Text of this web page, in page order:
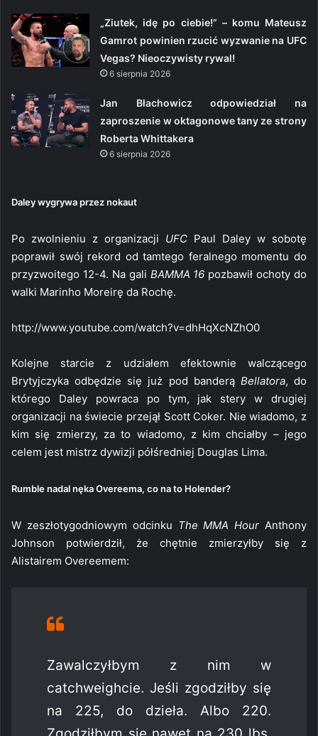
„Ziutek, idę po ciebie!” – komu Mateusz
Gamrot powinien rzucić wyzwanie na UFC
Vegas? Nieoczywisty rywal!
6 sierpnia 2026
Jan Błachowicz odpowiedział na
zaproszenie w oktagonowe tany ze strony
Roberta Whittakera
6 sierpnia 2026
Daley wygrywa przez nokaut
Po zwolnieniu z organizacji UFC Paul Daley w sobotę
poprawił swój rekord od tamtego feralnego momentu do
przyzwoitego 12-4. Na gali BAMMA 16 pozbawił ochoty do
walki Marinho Moreirę da Rochę.
http://www.youtube.com/watch?v=dhHqXcNZhO0
Kolejne starcie z udziałem efektownie walczącego
Brytyjczyka odbędzie się już pod banderą Bellatora, do
którego Daley powraca po tym, jak stery w drugiej
organizacji na świecie przejął Scott Coker. Nie wiadomo, z
kim się zmierzy, za to wiadomo, z kim chciałby – jego
celem jest mistrz dywizji półśredniej Douglas Lima.
Rumble nadal nęka Overeema, co na to Holender?
W zeszłotygodniowym odcinku The MMA Hour Anthony
Johnson potwierdził, że chętnie zmierzyłby się z
Alistairem Overeemem:
Zawalczyłbym z nim w
catchweighcie. Jeśli zgodziłby się
na 225, do dzieła. Albo 220.